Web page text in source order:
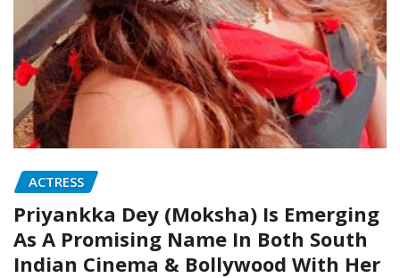
ACTRESS
Priyankka Dey (Moksha) Is Emerging
As A Promising Name In Both South
Indian Cinema & Bollywood With Her